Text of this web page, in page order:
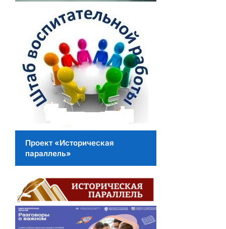
Проект «Историческая
параллель»